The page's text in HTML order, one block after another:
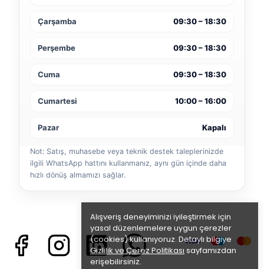
Alışveriş deneyiminizi iyileştirmek için
yasal düzenlemelere uygun çerezler
(cookies) kullanıyoruz. Detaylı bilgiye
Gizlilik ve Çerez Politikası sayfamızdan
erişebilirsiniz.
Çarşamba 09:30 – 18:30
Perşembe 09:30 – 18:30
Cuma 09:30 – 18:30
Cumartesi 10:00 – 16:00
Pazar Kapalı
Not: Satış, muhasebe veya teknik destek taleplerinizde
ilgili WhatsApp hattını kullanmanız, aynı gün içinde daha
hızlı dönüş almamızı sağlar.